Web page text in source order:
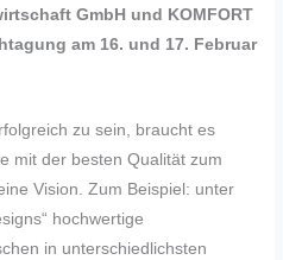
GmbH und KOMFORT
am 16. und 17. Februar
zu sein, braucht es
mit der besten Qualität zum
Vision. Zum Beispiel: unter
hochwertige
in unterschiedlichsten